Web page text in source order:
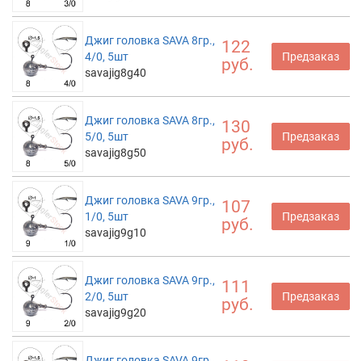
Джиг головка SAVA 8гр.,
4/0, 5шт
savajig8g40
122
руб.
Предзаказ
Джиг головка SAVA 8гр.,
5/0, 5шт
savajig8g50
130
руб.
Предзаказ
Джиг головка SAVA 9гр.,
1/0, 5шт
savajig9g10
107
руб.
Предзаказ
Джиг головка SAVA 9гр.,
2/0, 5шт
savajig9g20
111
руб.
Предзаказ